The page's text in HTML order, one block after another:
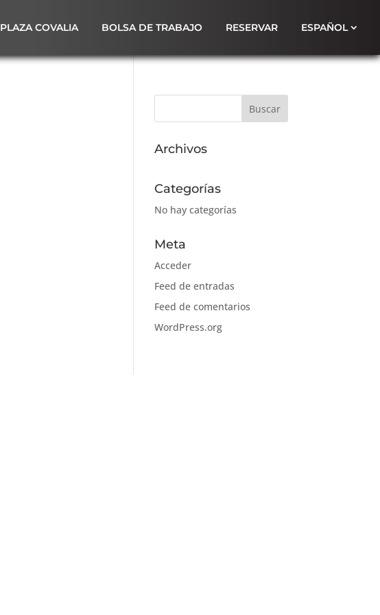
PLAZA COVALIA BOLSA DE TRABAJO RESERVAR ESPAÑOL
Archivos
Categorías
No hay categorías
Meta
Acceder
Feed de entradas
Feed de comentarios
WordPress.org